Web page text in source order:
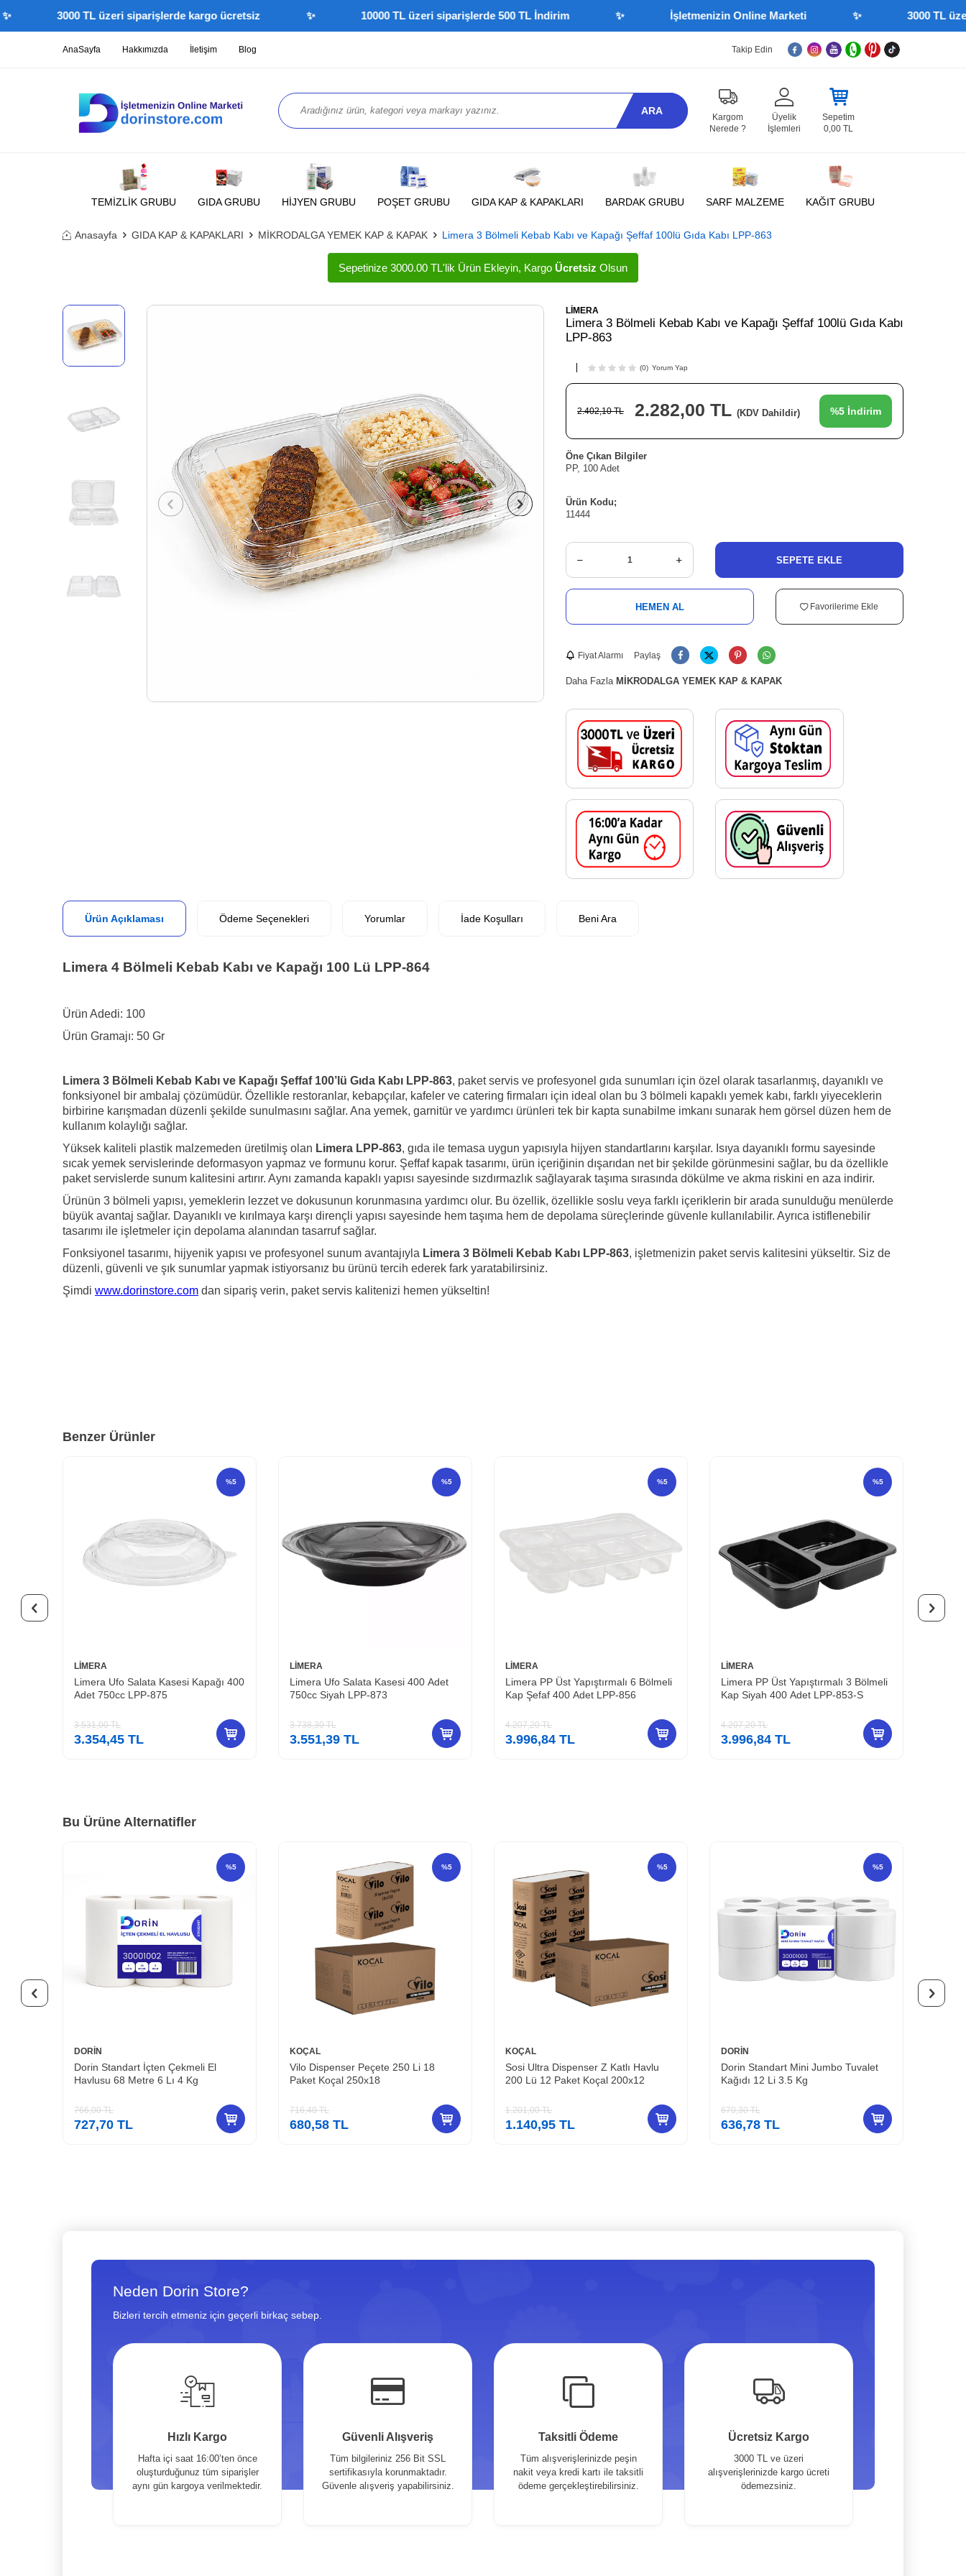
3000 TL üzeri siparişlerde kargo ücretsiz 10000 TL üzeri siparişlerde 500 TL İndirim İşletmenizin Online Marketi 3000 TL üzeri
AnaSayfa Hakkımızda İletişim Blog Takip Edin
ARA
Kargom
Nerede ?
Üyelik
İşlemleri
Sepetim
0,00 TL
TEMİZLİK GRUBU GIDA GRUBU HİJYEN GRUBU POŞET GRUBU GIDA KAP & KAPAKLARI BARDAK GRUBU SARF MALZEME KAĞIT GRUBU
Anasayfa GIDA KAP & KAPAKLARI MİKRODALGA YEMEK KAP & KAPAK Limera 3 Bölmeli Kebab Kabı ve Kapağı Şeffaf 100lü Gıda Kabı LPP-863
Sepetinize 3000.00 TL'lik Ürün Ekleyin, Kargo Ücretsiz Olsun
LİMERA
Limera 3 Bölmeli Kebab Kabı ve Kapağı Şeffaf 100lü Gıda Kabı
LPP-863
(0) Yorum Yap
2.402,10TL 2.282,00 TL (KDV Dahildir) %5 İndirim
Öne Çıkan Bilgiler
PP, 100 Adet
Ürün Kodu;
11444
SEPETE EKLE
HEMEN AL Favorilerime Ekle
Fiyat Alarmı Paylaş
Daha Fazla MİKRODALGA YEMEK KAP & KAPAK
Ürün Açıklaması Ödeme Seçenekleri Yorumlar İade Koşulları Beni Ara
Limera 4 Bölmeli Kebab Kabı ve Kapağı 100 Lü LPP-864
Ürün Adedi: 100
Ürün Gramajı: 50 Gr
Limera 3 Bölmeli Kebab Kabı ve Kapağı Şeffaf 100’lü Gıda Kabı LPP-863, paket servis ve profesyonel gıda sunumları için özel olarak tasarlanmış, dayanıklı ve
fonksiyonel bir ambalaj çözümüdür. Özellikle restoranlar, kebapçılar, kafeler ve catering firmaları için ideal olan bu 3 bölmeli kapaklı yemek kabı, farklı yiyeceklerin
birbirine karışmadan düzenli şekilde sunulmasını sağlar. Ana yemek, garnitür ve yardımcı ürünleri tek bir kapta sunabilme imkanı sunarak hem görsel düzen hem de
kullanım kolaylığı sağlar.
Yüksek kaliteli plastik malzemeden üretilmiş olan Limera LPP-863, gıda ile temasa uygun yapısıyla hijyen standartlarını karşılar. Isıya dayanıklı formu sayesinde
sıcak yemek servislerinde deformasyon yapmaz ve formunu korur. Şeffaf kapak tasarımı, ürün içeriğinin dışarıdan net bir şekilde görünmesini sağlar, bu da özellikle
paket servislerde sunum kalitesini artırır. Aynı zamanda kapaklı yapısı sayesinde sızdırmazlık sağlayarak taşıma sırasında dökülme ve akma riskini en aza indirir.
Ürünün 3 bölmeli yapısı, yemeklerin lezzet ve dokusunun korunmasına yardımcı olur. Bu özellik, özellikle soslu veya farklı içeriklerin bir arada sunulduğu menülerde
büyük avantaj sağlar. Dayanıklı ve kırılmaya karşı dirençli yapısı sayesinde hem taşıma hem de depolama süreçlerinde güvenle kullanılabilir. Ayrıca istiflenebilir
tasarımı ile işletmeler için depolama alanından tasarruf sağlar.
Fonksiyonel tasarımı, hijyenik yapısı ve profesyonel sunum avantajıyla Limera 3 Bölmeli Kebab Kabı LPP-863, işletmenizin paket servis kalitesini yükseltir. Siz de
düzenli, güvenli ve şık sunumlar yapmak istiyorsanız bu ürünü tercih ederek fark yaratabilirsiniz.
Şimdi www.dorinstore.com dan sipariş verin, paket servis kalitenizi hemen yükseltin!
Benzer Ürünler
%5
LİMERA
Limera Ufo Salata Kasesi 400 Adet
750cc Siyah LPP-873
3.738,30TL
3.551,39 TL
%5
LİMERA
Limera PP Üst Yapıştırmalı 6 Bölmeli
Kap Şefaf 400 Adet LPP-856
4.207,20TL
3.996,84 TL
%5
LİMERA
Limera PP Üst Yapıştırmalı 3 Bölmeli
Kap Siyah 400 Adet LPP-853-S
4.207,20TL
3.996,84 TL
%5
LİMERA
Limera PP Üst Yapıştırmalı 3 Bölmeli
Kap Şefaf 400 Adet LPP-853
4.207,20TL
3.996,84 TL
Bu Ürüne Alternatifler
%5
DORİN
Dorin Standart İçten Çekmeli El
Havlusu 68 Metre 6 Lı 4 Kg
766,00TL
727,70 TL
%5
KOÇAL
Vilo Dispenser Peçete 250 Li 18
Paket Koçal 250x18
716,40TL
680,58 TL
%5
KOÇAL
Sosi Ultra Dispenser Z Katlı Havlu
200 Lü 12 Paket Koçal 200x12
1.201,00TL
1.140,95 TL
%5
DORİN
Dorin Standart Mini Jumbo Tuvalet
Kağıdı 12 Li 3.5 Kg
670,30TL
636,78 TL
Neden Dorin Store?
Bizleri tercih etmeniz için geçerli birkaç sebep.
Hızlı Kargo
Hafta içi saat 16:00’ten önce
oluşturduğunuz tüm siparişler
aynı gün kargoya verilmektedir.
Güvenli Alışveriş
Tüm bilgileriniz 256 Bit SSL
sertifikasıyla korunmaktadır.
Güvenle alışveriş yapabilirsiniz.
Taksitli Ödeme
Tüm alışverişlerinizde peşin
nakit veya kredi kartı ile taksitli
ödeme gerçekleştirebilirsiniz.
Ücretsiz Kargo
3000 TL ve üzeri
alışverişlerinizde kargo ücreti
ödemezsiniz.